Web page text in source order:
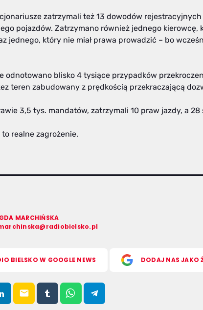
zatrzymali też 13 dowodów rejestracyjnych
pojazdów. Zatrzymano również jednego kierowcę,
jednego, który nie miał prawa prowadzić – bo
odnotowano blisko 4 tysiące przypadków
teren zabudowany z prędkością przekraczającą
3,5 tys. mandatów, zatrzymali 10 praw jazdy, a
realne zagrożenie.
MARCHIŃSKA
BIELSKO W GOOGLE NEWS DODAJ NAS JAKO
email